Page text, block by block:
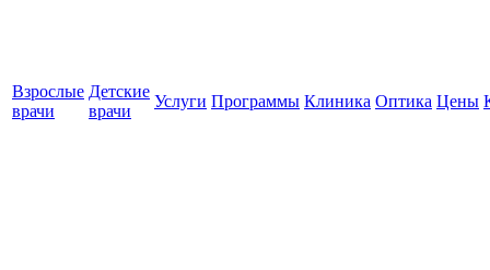
Взрослые
врачи
Детские
врачи
Услуги Программы Клиника Оптика Цены